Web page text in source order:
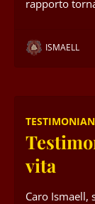
rapporto
ISMAELL
vita
Caro Ismaell,